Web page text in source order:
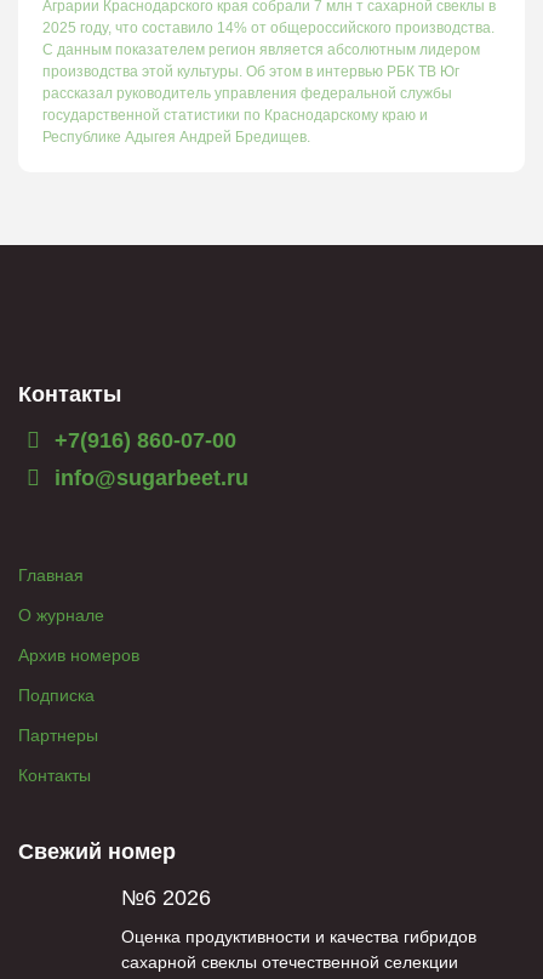
Аграрии Краснодарского края собрали 7 млн т сахарной свеклы в
2025 году, что составило 14% от общероссийского производства.
С данным показателем регион является абсолютным лидером
производства этой культуры. Об этом в интервью РБК ТВ Юг
рассказал руководитель управления федеральной службы
государственной статистики по Краснодарскому краю и
Республике Адыгея Андрей Бредищев.
Контакты
+7(916) 860-07-00
info@sugarbeet.ru
Главная
О журнале
Архив номеров
Подписка
Партнеры
Контакты
Свежий номер
№6 2026
Оценка продуктивности и качества гибридов
сахарной свеклы отечественной селекции